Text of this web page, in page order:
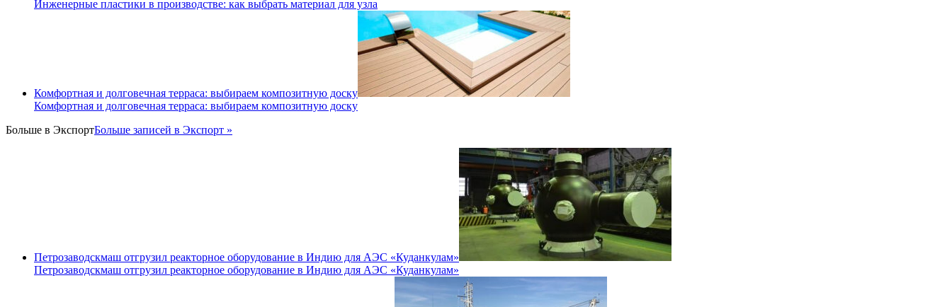
Инженерные пластики в производстве: как выбрать материал для узла
Комфортная и долговечная терраса: выбираем композитную доску
Комфортная и долговечная терраса: выбираем композитную доску
Больше в ЭкспортБольше записей в Экспорт »
Петрозаводскмаш отгрузил реакторное оборудование в Индию для АЭС «Куданкулам»
Петрозаводскмаш отгрузил реакторное оборудование в Индию для АЭС «Куданкулам»